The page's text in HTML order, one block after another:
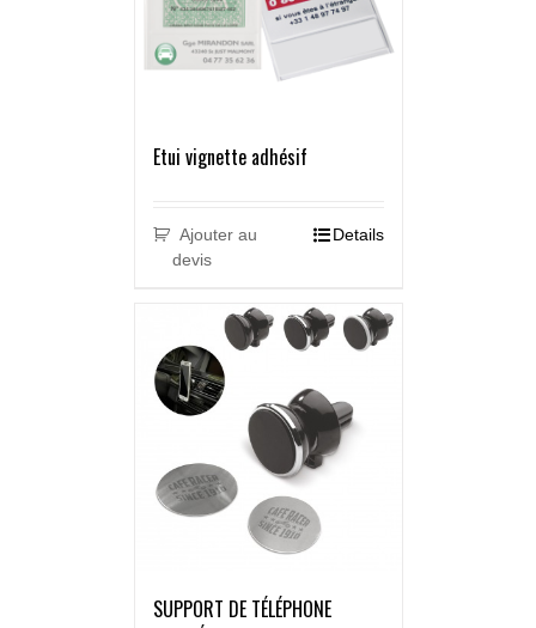
Etui vignette adhésif
Ajouter au
devis
Details
SUPPORT DE TÉLÉPHONE